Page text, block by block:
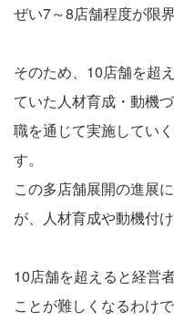
ぜい7～8店舗程度が限
そのため、10店舗を超
ていた人材育成・動機
職を通じて実施してい
す。
この多店舗展開の進展
が、人材育成や動機付
10店舗を超えると経営
ことが難しくなるわけ